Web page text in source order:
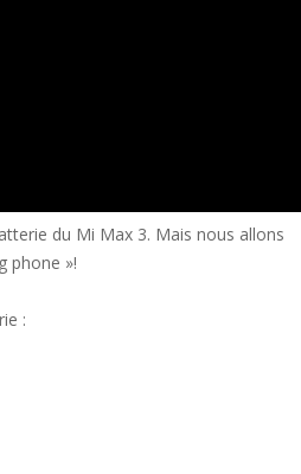
du Mi Max 3. Mais nous allons
phone »!
: